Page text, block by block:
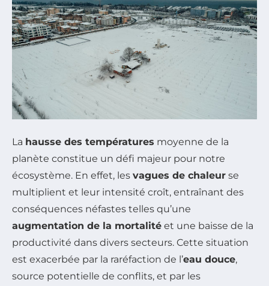
La hausse des températures moyenne de la
planète constitue un défi majeur pour notre
écosystème. En effet, les vagues de chaleur se
multiplient et leur intensité croît, entraînant des
conséquences néfastes telles qu’une
augmentation de la mortalité et une baisse de la
productivité dans divers secteurs. Cette situation
est exacerbée par la raréfaction de l’eau douce,
source potentielle de conflits, et par les